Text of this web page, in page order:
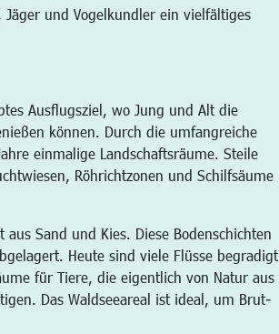
Jäger und Vogelkundler ein vielfältiges
Ausflugsziel, wo Jung und Alt die
können. Durch die umfangreiche
einmalige Landschaftsräume. Steile
Röhrichtzonen und Schilfsäume
Sand und Kies. Diese Bodenschichten
Heute sind viele Flüsse begradigt
für Tiere, die eigentlich von Natur aus
Das Waldseeareal ist ideal, um Brut-